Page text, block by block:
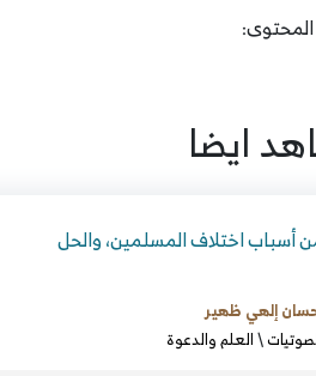
ايضا
أسباب اختلاف المسلمين، والحل
إلهي ظهير
\العلم والدعوة